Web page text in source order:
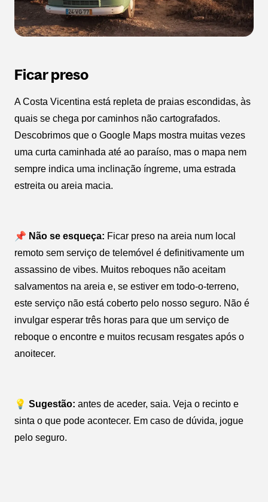
Ficar preso
A Costa Vicentina está repleta de praias escondidas, às
quais se chega por caminhos não cartografados.
Descobrimos que o Google Maps mostra muitas vezes
uma curta caminhada até ao paraíso, mas o mapa nem
sempre indica uma inclinação íngreme, uma estrada
estreita ou areia macia.
📌 Não se esqueça: Ficar preso na areia num local
remoto sem serviço de telemóvel é definitivamente um
assassino de vibes. Muitos reboques não aceitam
salvamentos na areia e, se estiver em todo-o-terreno,
este serviço não está coberto pelo nosso seguro. Não é
invulgar esperar três horas para que um serviço de
reboque o encontre e muitos recusam resgates após o
anoitecer.
💡 Sugestão: antes de aceder, saia. Veja o recinto e
sinta o que pode acontecer. Em caso de dúvida, jogue
pelo seguro.